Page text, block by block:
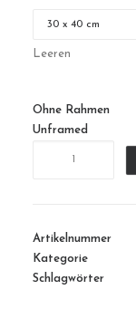
Leeren
Ohne Rahmen
Unframed
Artikelnummer
Kategorie
Schlagwörter